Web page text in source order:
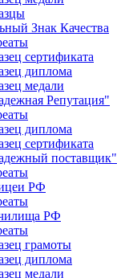
Знак Качества
сертификата
диплома
медали
Репутация"
диплома
сертификата
поставщик"
РФ
РФ
грамоты
диплома
медали